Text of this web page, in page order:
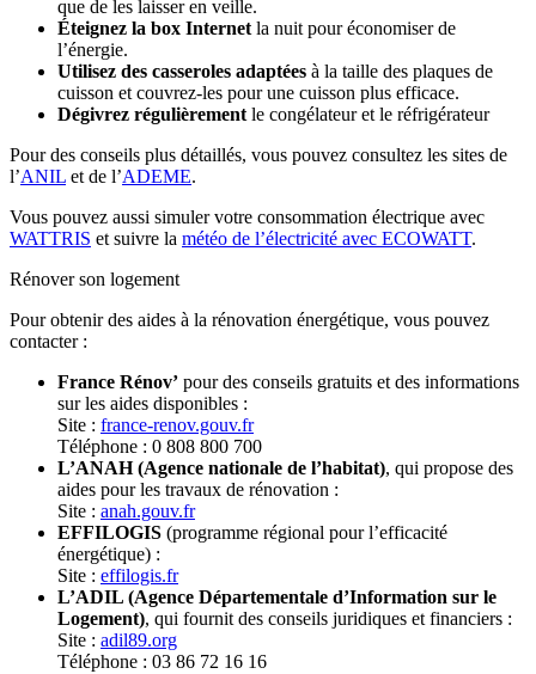
que de les laisser en veille.
Éteignez la box Internet la nuit pour économiser de
l’énergie.
Utilisez des casseroles adaptées à la taille des plaques de
cuisson et couvrez-les pour une cuisson plus efficace.
Dégivrez régulièrement le congélateur et le réfrigérateur
Pour des conseils plus détaillés, vous pouvez consultez les sites de
l’ANIL et de l’ADEME.
Vous pouvez aussi simuler votre consommation électrique avec
WATTRIS et suivre la météo de l’électricité avec ECOWATT.
Rénover son logement
Pour obtenir des aides à la rénovation énergétique, vous pouvez
contacter :
France Rénov’ pour des conseils gratuits et des informations
sur les aides disponibles :
Site : france-renov.gouv.fr
Téléphone : 0 808 800 700
L’ANAH (Agence nationale de l’habitat), qui propose des
aides pour les travaux de rénovation :
Site : anah.gouv.fr
EFFILOGIS (programme régional pour l’efficacité
énergétique) :
Site : effilogis.fr
L’ADIL (Agence Départementale d’Information sur le
Logement), qui fournit des conseils juridiques et financiers :
Site : adil89.org
Téléphone : 03 86 72 16 16